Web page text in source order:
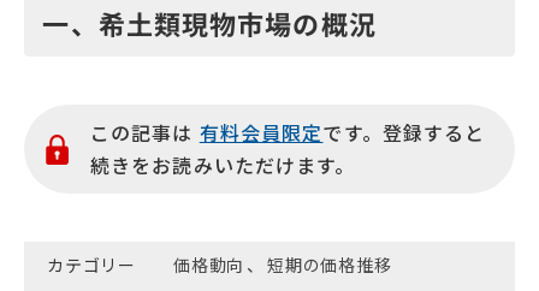
一、希土類現物市場の概況
この記事は 有料会員限定です。登録すると
続きをお読みいただけます。
カテゴリー 価格動向 、 短期の価格推移